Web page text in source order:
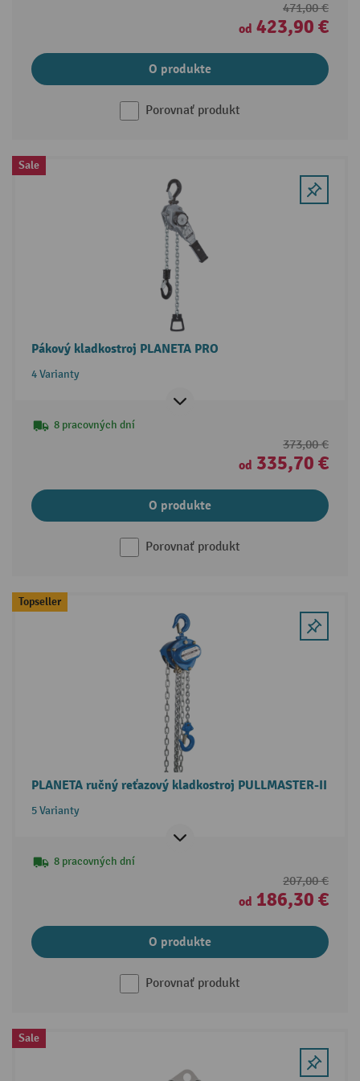
471,00 €
od 423,90 €
O produkte
Porovnať produkt
Sale
Pákový kladkostroj PLANETA PRO
4 Varianty
8 pracovných dní
373,00 €
od 335,70 €
O produkte
Porovnať produkt
Topseller
PLANETA ručný reťazový kladkostroj PULLMASTER-II
5 Varianty
8 pracovných dní
207,00 €
od 186,30 €
O produkte
Porovnať produkt
Sale